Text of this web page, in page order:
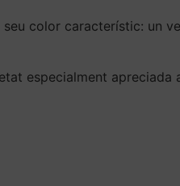
color característic: un
especialment apreciada